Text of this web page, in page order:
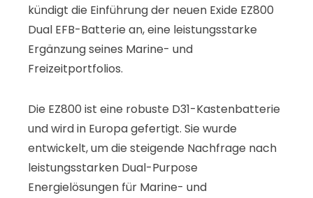
kündigt die Einführung der neuen Exide EZ800
Dual EFB-Batterie an, eine leistungsstarke
Ergänzung seines Marine- und
Freizeitportfolios.
Die EZ800 ist eine robuste D31-Kastenbatterie
und wird in Europa gefertigt. Sie wurde
entwickelt, um die steigende Nachfrage nach
leistungsstarken Dual-Purpose
Energielösungen für Marine- und